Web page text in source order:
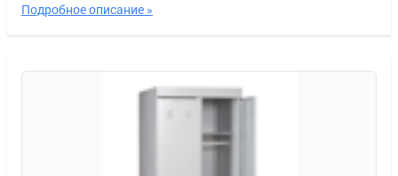
Подробное описание »